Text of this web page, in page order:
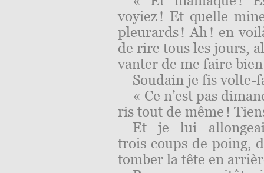
voyiez ! Et quelle
pleurards ! Ah ! en
de rire tous les jours,
vanter de me faire
Soudain je fis volte-
« Ce n’est pas
ris tout de même !
Et je lui
trois coups de poing,
tomber la tête en